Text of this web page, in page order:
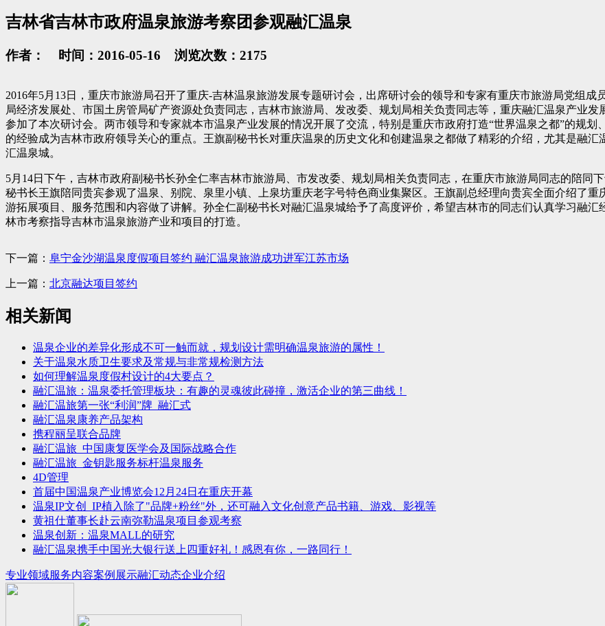
吉林省吉林市政府温泉旅游考察团参观融汇温泉
作者： 时间：2016-05-16 浏览次数：2175
2016年5月13日，重庆市旅游局召开了重庆-吉林温泉旅游发展专题研讨会，出席研讨会的领导和专家有重庆市旅游局党组
局经济发展处、市国土房管局矿产资源处负责同志，吉林市旅游局、发改委、规划局相关负责同志等，重庆融汇温泉产业
参加了本次研讨会。两市领导和专家就本市温泉产业发展的情况开展了交流，特别是重庆市政府打造“世界温泉之都”的规
的经验成为吉林市政府领导关心的重点。王旗副秘书长对重庆温泉的历史文化和创建温泉之都做了精彩的介绍，尤其是融
汇温泉城。
5月14日下午，吉林市政府副秘书长孙全仁率吉林市旅游局、市发改委、规划局相关负责同志，在重庆市旅游局同志的陪同
秘书长王旗陪同贵宾参观了温泉、别院、泉里小镇、上泉坊重庆老字号特色商业集聚区。王旗副总经理向贵宾全面介绍了
游拓展项目、服务范围和内容做了讲解。孙全仁副秘书长对融汇温泉城给予了高度评价，希望吉林市的同志们认真学习融
林市考察指导吉林市温泉旅游产业和项目的打造。
下一篇： 阜宁金沙湖温泉度假项目签约 融汇温泉旅游成功进军江苏市场
上一篇： 北京融达项目签约
相关新闻
温泉企业的差异化形成不可一触而就，规划设计需明确温泉旅游的属性！
关于温泉水质卫生要求及常规与非常规检测方法
如何理解温泉度假村设计的4大要点？
融汇温旅：温泉委托管理板块：有趣的灵魂彼此碰撞，激活企业的第三曲线！
融汇温旅第一张“利润”牌_融汇式
融汇温泉康养产品架构
携程丽呈联合品牌
融汇温旅_中国康复医学会及国际战略合作
融汇温旅_金钥匙服务标杆温泉服务
4D管理
首届中国温泉产业博览会12月24日在重庆开幕
温泉IP文创_IP植入除了"品牌+粉丝"外，还可融入文化创意产品书籍、游戏、影视等
黄祖仕董事长赴云南弥勒温泉项目参观考察
温泉创新：温泉MALL的研究
融汇温泉携手中国光大银行送上四重好礼！感恩有你，一路同行！
专业领域服务内容案例展示融汇动态企业介绍